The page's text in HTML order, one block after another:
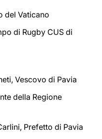
del Vaticano
di Rugby CUS di
Vescovo di Pavia
della Regione
Prefetto di Pavia